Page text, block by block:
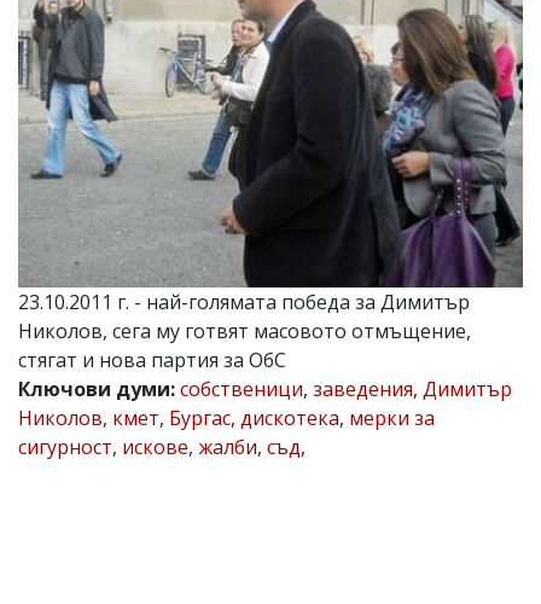
Управители:
Веселин
Василев,
email:
v.vasilev@flagman.bg
Катя
Касабова,
еmail:k.kassabova@flagman.bg
Колев,
email:
office@flagman.bg
Коментарите
под
статиите
се
въвеждат
23.10.2011 г. - най-голямата победа за Димитър
Николов, сега му готвят масовото отмъщение,
стягат и нова партия за ОбС
Ключови думи:собственици, заведения, Димитър
Николов, кмет, Бургас, дискотека, мерки за
сигурност, искове, жалби, съд,